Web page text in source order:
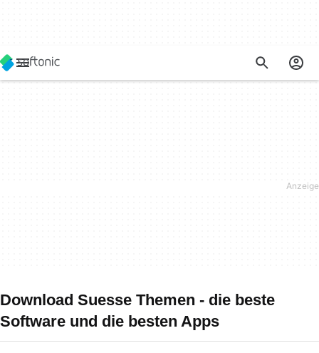
Download Suesse Themen - die beste
Software und die besten Apps